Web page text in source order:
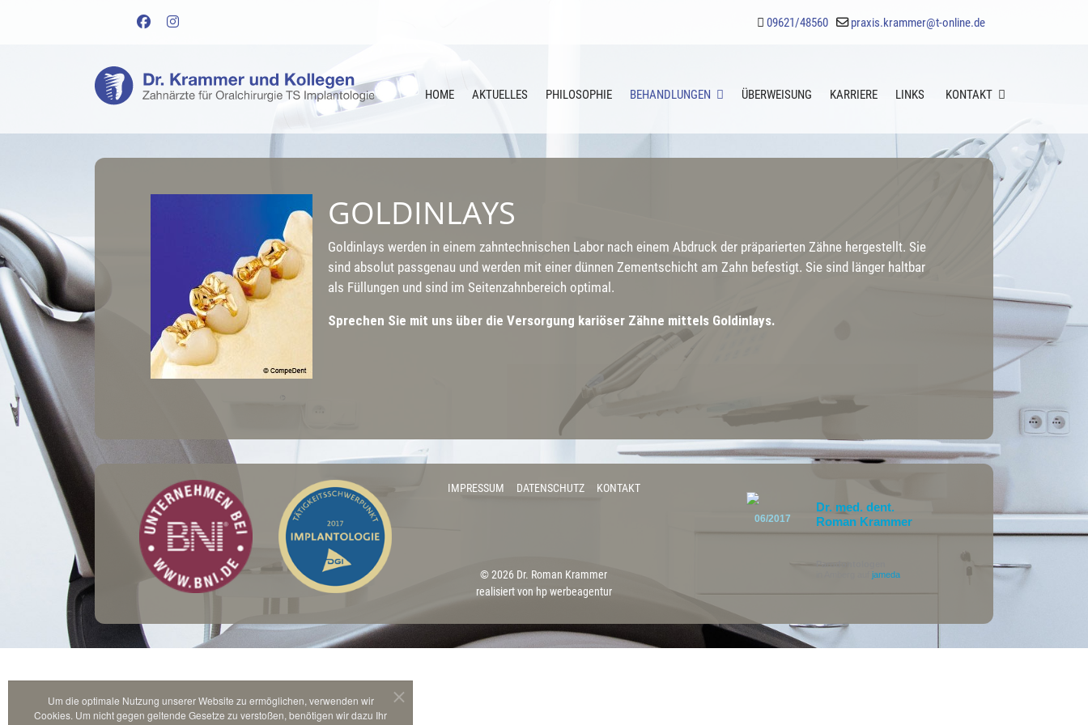
Um die optimale Nutzung unserer Website zu ermöglichen, verwenden wir
Cookies. Um nicht gegen geltende Gesetze zu verstoßen, benötigen wir dazu Ihr
09621/48560 praxis.krammer@t-online.de
HOME AKTUELLES PHILOSOPHIE BEHANDLUNGEN ÜBERWEISUNG KARRIERE LINKS KONTAKT
GOLDINLAYS
Goldinlays werden in einem zahntechnischen Labor nach einem Abdruck der präparierten Zähne hergestellt. Sie
sind absolut passgenau und werden mit einer dünnen Zementschicht am Zahn befestigt. Sie sind länger haltbar
als Füllungen und sind im Seitenzahnbereich optimal.
Sprechen Sie mit uns über die Versorgung kariöser Zähne mittels Goldinlays.
IMPRESSUM DATENSCHUTZ KONTAKT
© 2026 Dr. Roman Krammer
realisiert von hp werbeagentur
Dr. med. dent.
Roman Krammer
jameda
06/2017